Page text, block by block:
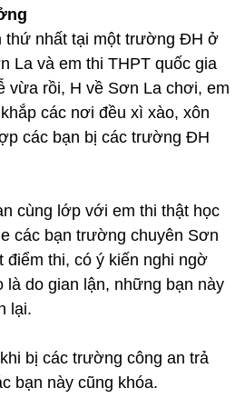
thứ nhất tại một trường ĐH ở
La và em thi THPT quốc gia
vừa rồi, H về Sơn La chơi, em
các nơi đều xì xào, xôn
các bạn bị các trường ĐH
cùng lớp với em thi thật học
các bạn trường chuyên Sơn
điểm thi, có ý kiến nghi ngờ
là do gian lận, những bạn này
lại.
bị các trường công an trả
bạn này cũng khóa.